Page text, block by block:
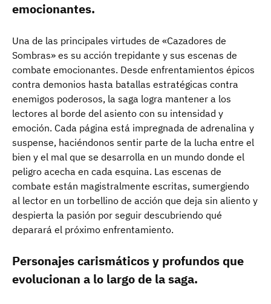
emocionantes.
Una de las principales virtudes de «Cazadores de
Sombras» es su acción trepidante y sus escenas de
combate emocionantes. Desde enfrentamientos épicos
contra demonios hasta batallas estratégicas contra
enemigos poderosos, la saga logra mantener a los
lectores al borde del asiento con su intensidad y
emoción. Cada página está impregnada de adrenalina y
suspense, haciéndonos sentir parte de la lucha entre el
bien y el mal que se desarrolla en un mundo donde el
peligro acecha en cada esquina. Las escenas de
combate están magistralmente escritas, sumergiendo
al lector en un torbellino de acción que deja sin aliento y
despierta la pasión por seguir descubriendo qué
deparará el próximo enfrentamiento.
Personajes carismáticos y profundos que
evolucionan a lo largo de la saga.